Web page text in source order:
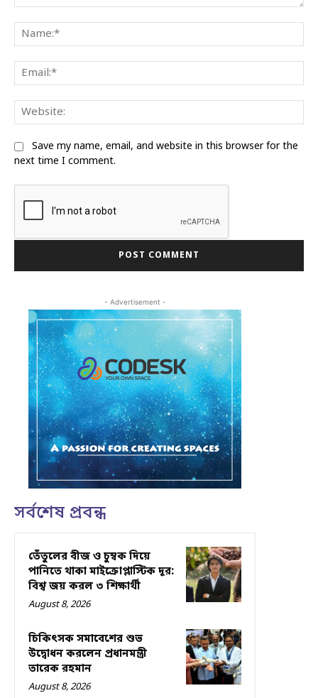
Save my name, email, and website in this browser for the
next time I comment.
- Advertisement -
সর্বশেষ প্রবন্ধ
তেঁতুলের বীজ ও চুম্বক দিয়ে
পানিতে থাকা মাইক্রোপ্লাস্টিক দূর:
বিশ্ব জয় করল ৩ শিক্ষার্থী
August 8, 2026
চিকিৎসক সমাবেশের শুভ
উদ্বোধন করলেন প্রধানমন্ত্রী
তারেক রহমান
August 8, 2026